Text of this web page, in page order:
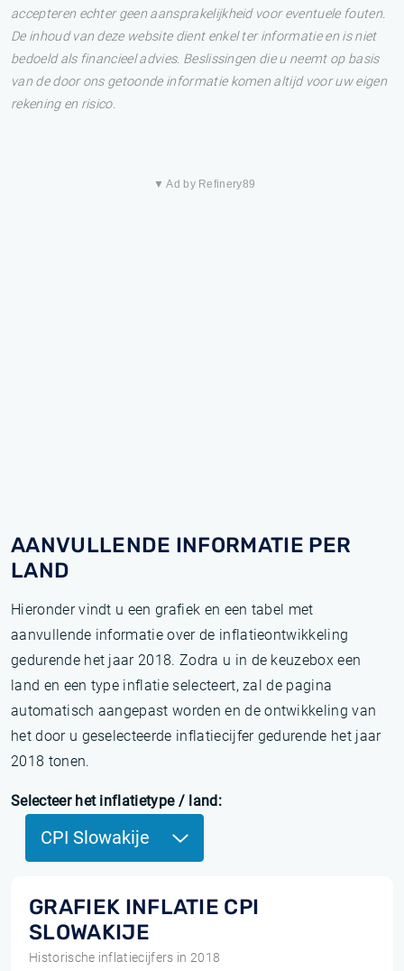
accepteren echter geen aansprakelijkheid voor eventuele fouten.
De inhoud van deze website dient enkel ter informatie en is niet
bedoeld als financieel advies. Beslissingen die u neemt op basis
van de door ons getoonde informatie komen altijd voor uw eigen
rekening en risico.
▼ Ad by Refinery89
AANVULLENDE INFORMATIE PER
LAND
Hieronder vindt u een grafiek en een tabel met
aanvullende informatie over de inflatieontwikkeling
gedurende het jaar 2018. Zodra u in de keuzebox een
land en een type inflatie selecteert, zal de pagina
automatisch aangepast worden en de ontwikkeling van
het door u geselecteerde inflatiecijfer gedurende het jaar
2018 tonen.
Selecteer het inflatietype / land:
CPI Slowakije
GRAFIEK INFLATIE CPI
SLOWAKIJE
Historische inflatiecijfers in 2018